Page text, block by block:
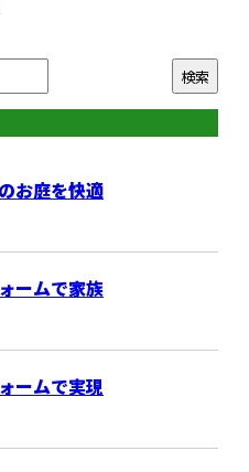
お庭を快適
ームで家族
ームで実現